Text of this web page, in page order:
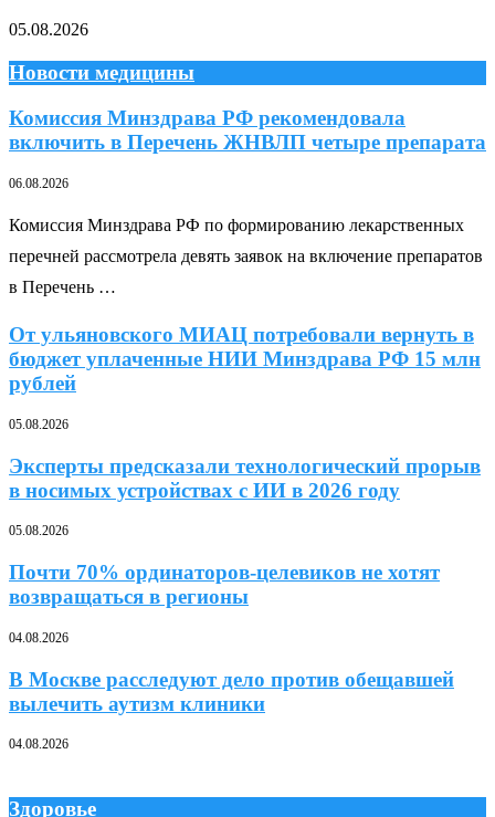
05.08.2026
Новости медицины
Комиссия Минздрава РФ рекомендовала
включить в Перечень ЖНВЛП четыре препарата
06.08.2026
Комиссия Минздрава РФ по формированию лекарственных
перечней рассмотрела девять заявок на включение препаратов
в Перечень …
От ульяновского МИАЦ потребовали вернуть в
бюджет уплаченные НИИ Минздрава РФ 15 млн
рублей
05.08.2026
Эксперты предсказали технологический прорыв
в носимых устройствах с ИИ в 2026 году
05.08.2026
Почти 70% ординаторов-целевиков не хотят
возвращаться в регионы
04.08.2026
В Москве расследуют дело против обещавшей
вылечить аутизм клиники
04.08.2026
Здоровье